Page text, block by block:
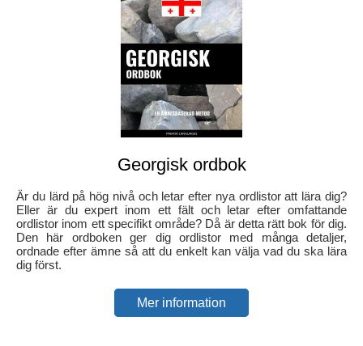
Georgisk ordbok
Är du lärd på hög nivå och letar efter nya ordlistor att lära dig?
Eller är du expert inom ett fält och letar efter omfattande
ordlistor inom ett specifikt område? Då är detta rätt bok för dig.
Den här ordboken ger dig ordlistor med många detaljer,
ordnade efter ämne så att du enkelt kan välja vad du ska lära
dig först.
Mer information